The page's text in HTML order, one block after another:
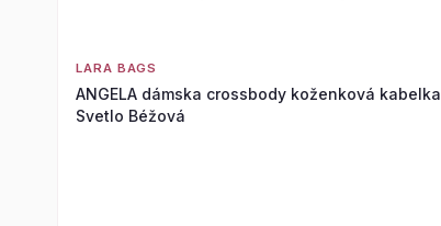
LARA BAGS
ANGELA dámska crossbody koženková kabelka
Svetlo Béžová